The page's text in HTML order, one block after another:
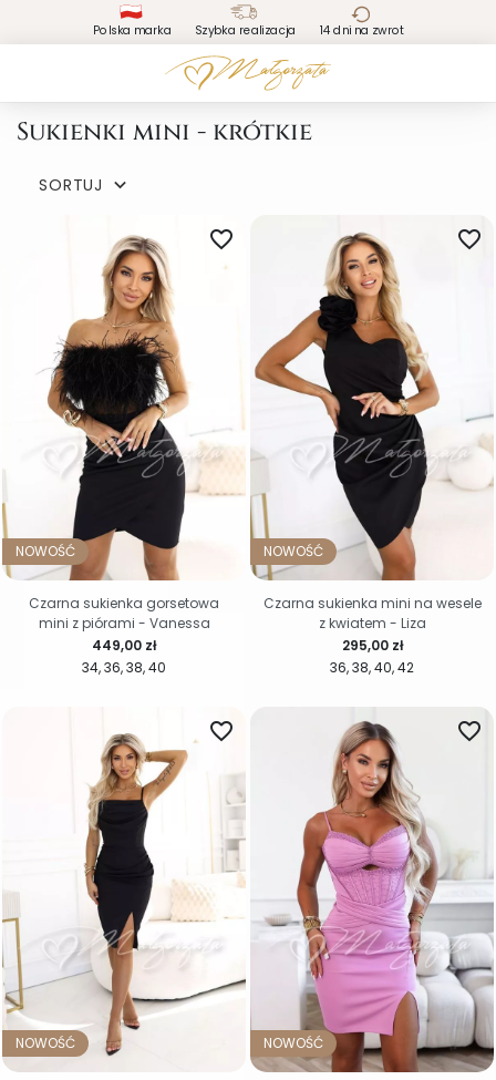
Polska marka Szybka realizacja 14 dni na zwrot
Sukienki mini - krótkie
SORTUJ 
NOWOŚĆ
34 36 38 40
favorite_border
Cena
449,00 zł
Czarna sukienka gorsetowa
mini z piórami - Vanessa
NOWOŚĆ
36 38 40 42
favorite_border
Cena
295,00 zł
Czarna sukienka mini na wesele
z kwiatem - Liza
NOWOŚĆ
favorite_border
NOWOŚĆ
favorite_border